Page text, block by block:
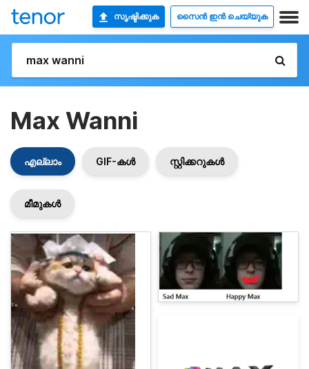
സൃഷ്ടിക്കുക സൈൻ ഇൻ ചെയ്യുക
Max Wanni
എല്ലാം GIF-കൾ സ്റ്റിക്കറുകൾ
മീമുകൾ